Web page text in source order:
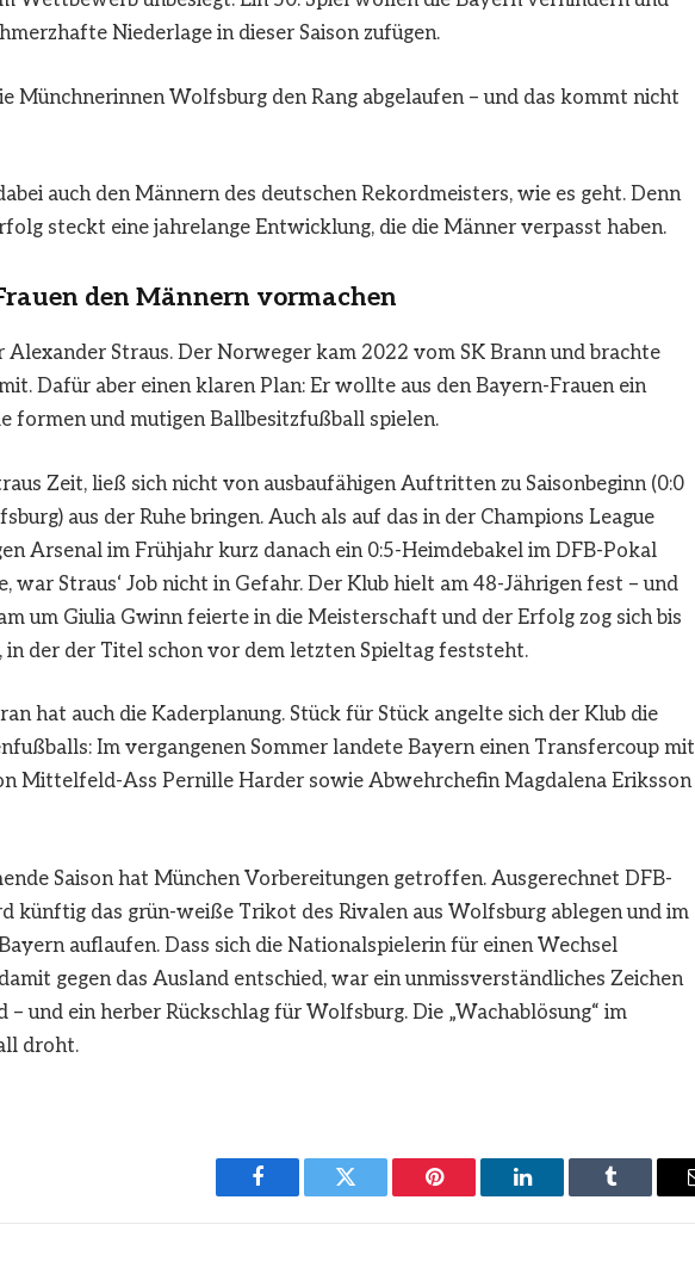
Niederlage in dieser Saison zufügen.
Münchnerinnen Wolfsburg den Rang abgelaufen – und das kommt nicht
auch den Männern des deutschen Rekordmeisters, wie es geht. Denn
steckt eine jahrelange Entwicklung, die die Männer verpasst haben.
den Männern vormachen
Alexander Straus. Der Norweger kam 2022 vom SK Brann und brachte
Dafür aber einen klaren Plan: Er wollte aus den Bayern-Frauen ein
formen und mutigen Ballbesitzfußball spielen.
Zeit, ließ sich nicht von ausbaufähigen Auftritten zu Saisonbeginn (0:0
aus der Ruhe bringen. Auch als auf das in der Champions League
Arsenal im Frühjahr kurz danach ein 0:5-Heimdebakel im DFB-Pokal
war Straus‘ Job nicht in Gefahr. Der Klub hielt am 48-Jährigen fest – und
um Giulia Gwinn feierte in die Meisterschaft und der Erfolg zog sich bis
in der der Titel schon vor dem letzten Spieltag feststeht.
hat auch die Kaderplanung. Stück für Stück angelte sich der Klub die
Im vergangenen Sommer landete Bayern einen Transfercoup mit
Mittelfeld-Ass Pernille Harder sowie Abwehrchefin Magdalena Eriksson
Saison hat München Vorbereitungen getroffen. Ausgerechnet DFB-
künftig das grün-weiße Trikot des Rivalen aus Wolfsburg ablegen und im
auflaufen. Dass sich die Nationalspielerin für einen Wechsel
gegen das Ausland entschied, war ein unmissverständliches Zeichen
– und ein herber Rückschlag für Wolfsburg. Die „Wachablösung“ im
droht.
Facebook Twitter Pinterest LinkedIn Tumblr